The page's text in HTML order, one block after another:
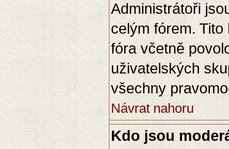
Administrátoři
celým fórem.
fóra včetně
uživatelských
všechny
Návrat nahoru
Kdo jsou